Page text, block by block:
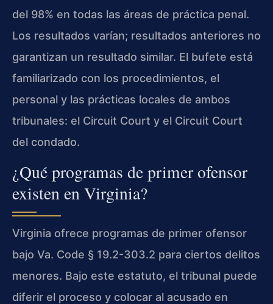
del 98% en todas las áreas de práctica penal.
Los resultados varían; resultados anteriores no
garantizan un resultado similar. El bufete está
familiarizado con los procedimientos, el
personal y las prácticas locales de ambos
tribunales: el Circuit Court y el Circuit Court
del condado.
¿Qué programas de primer ofensor
existen en Virginia?
Virginia ofrece programas de primer ofensor
bajo Va. Code § 19.2-303.2 para ciertos delitos
menores. Bajo este estatuto, el tribunal puede
diferir el proceso y colocar al acusado en